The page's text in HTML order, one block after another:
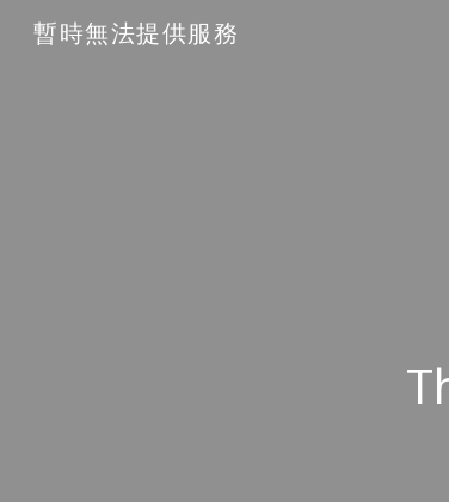
暫時無法提供服務